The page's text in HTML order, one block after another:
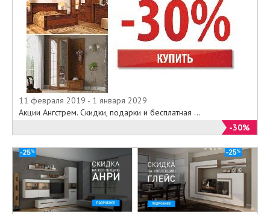
11 февраля 2019 - 1 января 2029
Акции Ангстрем. Скидки, подарки и бесплатная ...
-30%